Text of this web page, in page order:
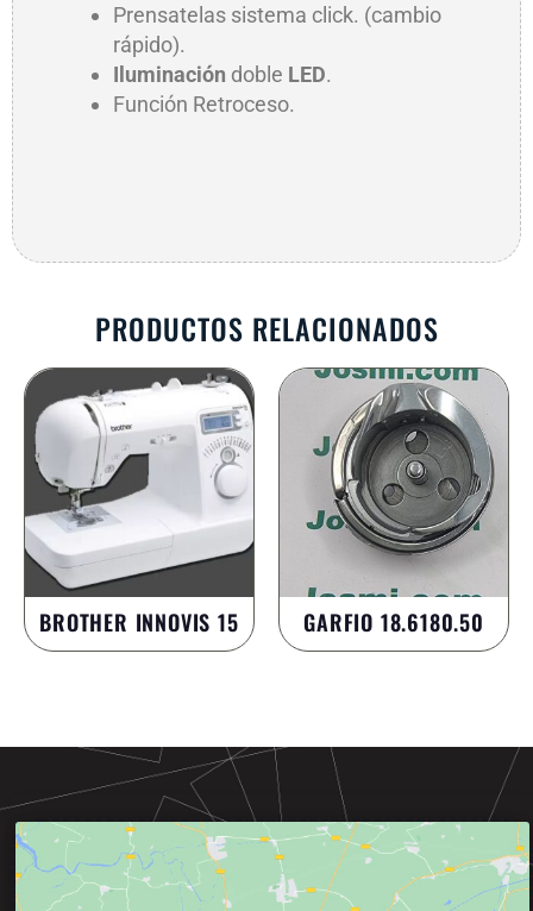
Prensatelas sistema click. (cambio
rápido).
Iluminación doble LED.
Función Retroceso.
PRODUCTOS RELACIONADOS
BROTHER INNOVIS 15 GARFIO 18.6180.50